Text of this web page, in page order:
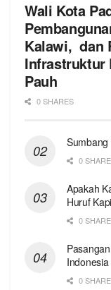
Wali Kota
Kalawi, dan
Infrastruktur
Pauh
0 SHARES
Sumbang
0
Apakah
Huruf
0
Indonesia
0